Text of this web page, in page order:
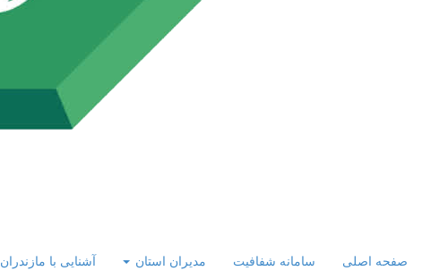
صفحه اصلی سامانه شفافیت مدیران استان آشنایی با مازندران